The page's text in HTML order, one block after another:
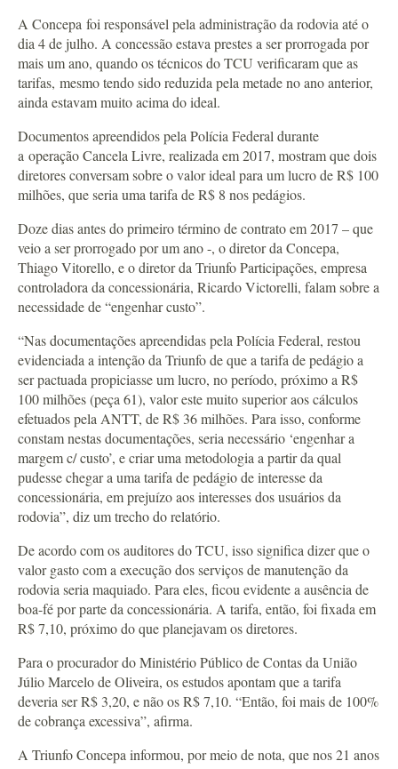
A Concepa foi responsável pela administração da rodovia até o
dia 4 de julho. A concessão estava prestes a ser prorrogada por
mais um ano, quando os técnicos do TCU verificaram que as
tarifas, mesmo tendo sido reduzida pela metade no ano anterior,
ainda estavam muito acima do ideal.
Documentos apreendidos pela Polícia Federal durante
a operação Cancela Livre, realizada em 2017, mostram que dois
diretores conversam sobre o valor ideal para um lucro de R$ 100
milhões, que seria uma tarifa de R$ 8 nos pedágios.
Doze dias antes do primeiro término de contrato em 2017 – que
veio a ser prorrogado por um ano -, o diretor da Concepa,
Thiago Vitorello, e o diretor da Triunfo Participações, empresa
controladora da concessionária, Ricardo Victorelli, falam sobre a
necessidade de “engenhar custo”.
“Nas documentações apreendidas pela Polícia Federal, restou
evidenciada a intenção da Triunfo de que a tarifa de pedágio a
ser pactuada propiciasse um lucro, no período, próximo a R$
100 milhões (peça 61), valor este muito superior aos cálculos
efetuados pela ANTT, de R$ 36 milhões. Para isso, conforme
constam nestas documentações, seria necessário ‘engenhar a
margem c/ custo’, e criar uma metodologia a partir da qual
pudesse chegar a uma tarifa de pedágio de interesse da
concessionária, em prejuízo aos interesses dos usuários da
rodovia”, diz um trecho do relatório.
De acordo com os auditores do TCU, isso significa dizer que o
valor gasto com a execução dos serviços de manutenção da
rodovia seria maquiado. Para eles, ficou evidente a ausência de
boa-fé por parte da concessionária. A tarifa, então, foi fixada em
R$ 7,10, próximo do que planejavam os diretores.
Para o procurador do Ministério Público de Contas da União
Júlio Marcelo de Oliveira, os estudos apontam que a tarifa
deveria ser R$ 3,20, e não os R$ 7,10. “Então, foi mais de 100%
de cobrança excessiva”, afirma.
A Triunfo Concepa informou, por meio de nota, que nos 21 anos